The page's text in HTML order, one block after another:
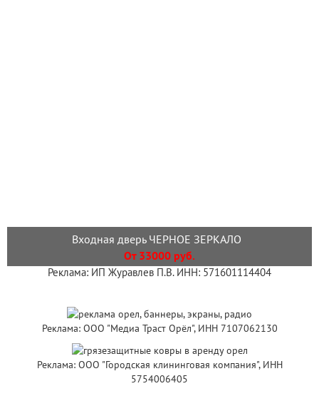
Входная дверь ЧЕРНОЕ ЗЕРКАЛО
От 33000 руб.
Реклама: ИП Журавлев П.В. ИНН: 571601114404
Реклама: ООО "Медиа Траст Орёл", ИНН 7107062130
Реклама: ООО "Городская клининговая компания", ИНН
5754006405